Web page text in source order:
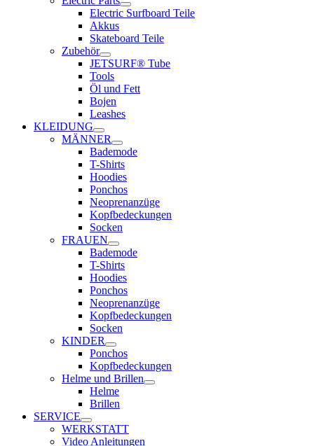
Electric Surfboard Teile
Akkus
Skateboard Teile
Zubehör
JETSURF® Tube
Tools
Öl und Fett
Bojen
Leashes
KLEIDUNG
MÄNNER
Bademode
T-Shirts
Hoodies
Ponchos
Neoprenanzüge
Kopfbedeckungen
Socken
FRAUEN
Bademode
T-Shirts
Hoodies
Ponchos
Neoprenanzüge
Kopfbedeckungen
Socken
KINDER
Ponchos
Kopfbedeckungen
Helme und Brillen
Helme
Brillen
SERVICE
WERKSTATT
Video Anleitungen